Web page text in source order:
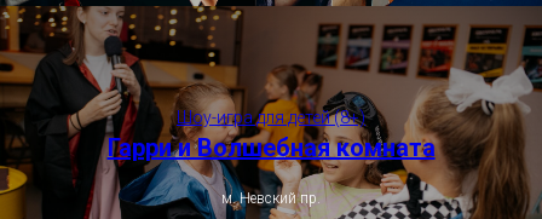
Шоу-игра для детей (8+)
Гарри и Волшебная комната
м. Невский пр.